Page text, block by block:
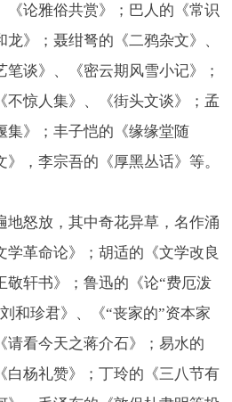
《论雅俗共赏》；巴人的《常识
》；聂绀弩的《二鸦杂文》、
笔谈》、《密云期风雪小记》；
不惊人集》、《街头文谈》；孟
集》；丰子恺的《缘缘堂随
，李宗吾的《厚黑丛话》等。
地怒放，其中奇花异草，名作涌
学革命论》；胡适的《文学改良
敬轩书》；鲁迅的《论“费厄泼
和珍君》、《“丧家的”资本家
请看今天之蒋介石》；易水的
白杨礼赞》；丁玲的《三八节有